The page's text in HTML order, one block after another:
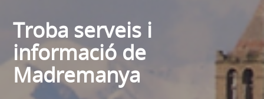
Troba serveis i
informació de
Madremanya